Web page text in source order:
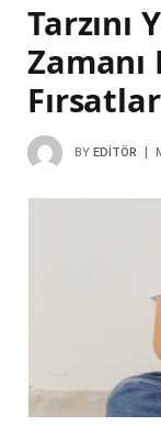
Tarzını
BY EDITÖR